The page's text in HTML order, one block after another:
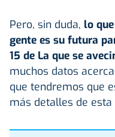
Pero, sin duda, lo
gente es su futura
15 de La que se
muchos datos
que tendremos que
más detalles de esta